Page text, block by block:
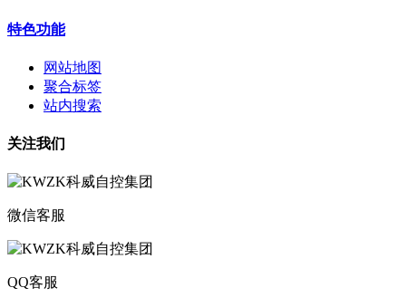
特色功能
网站地图
聚合标签
站内搜索
关注我们
微信客服
QQ客服